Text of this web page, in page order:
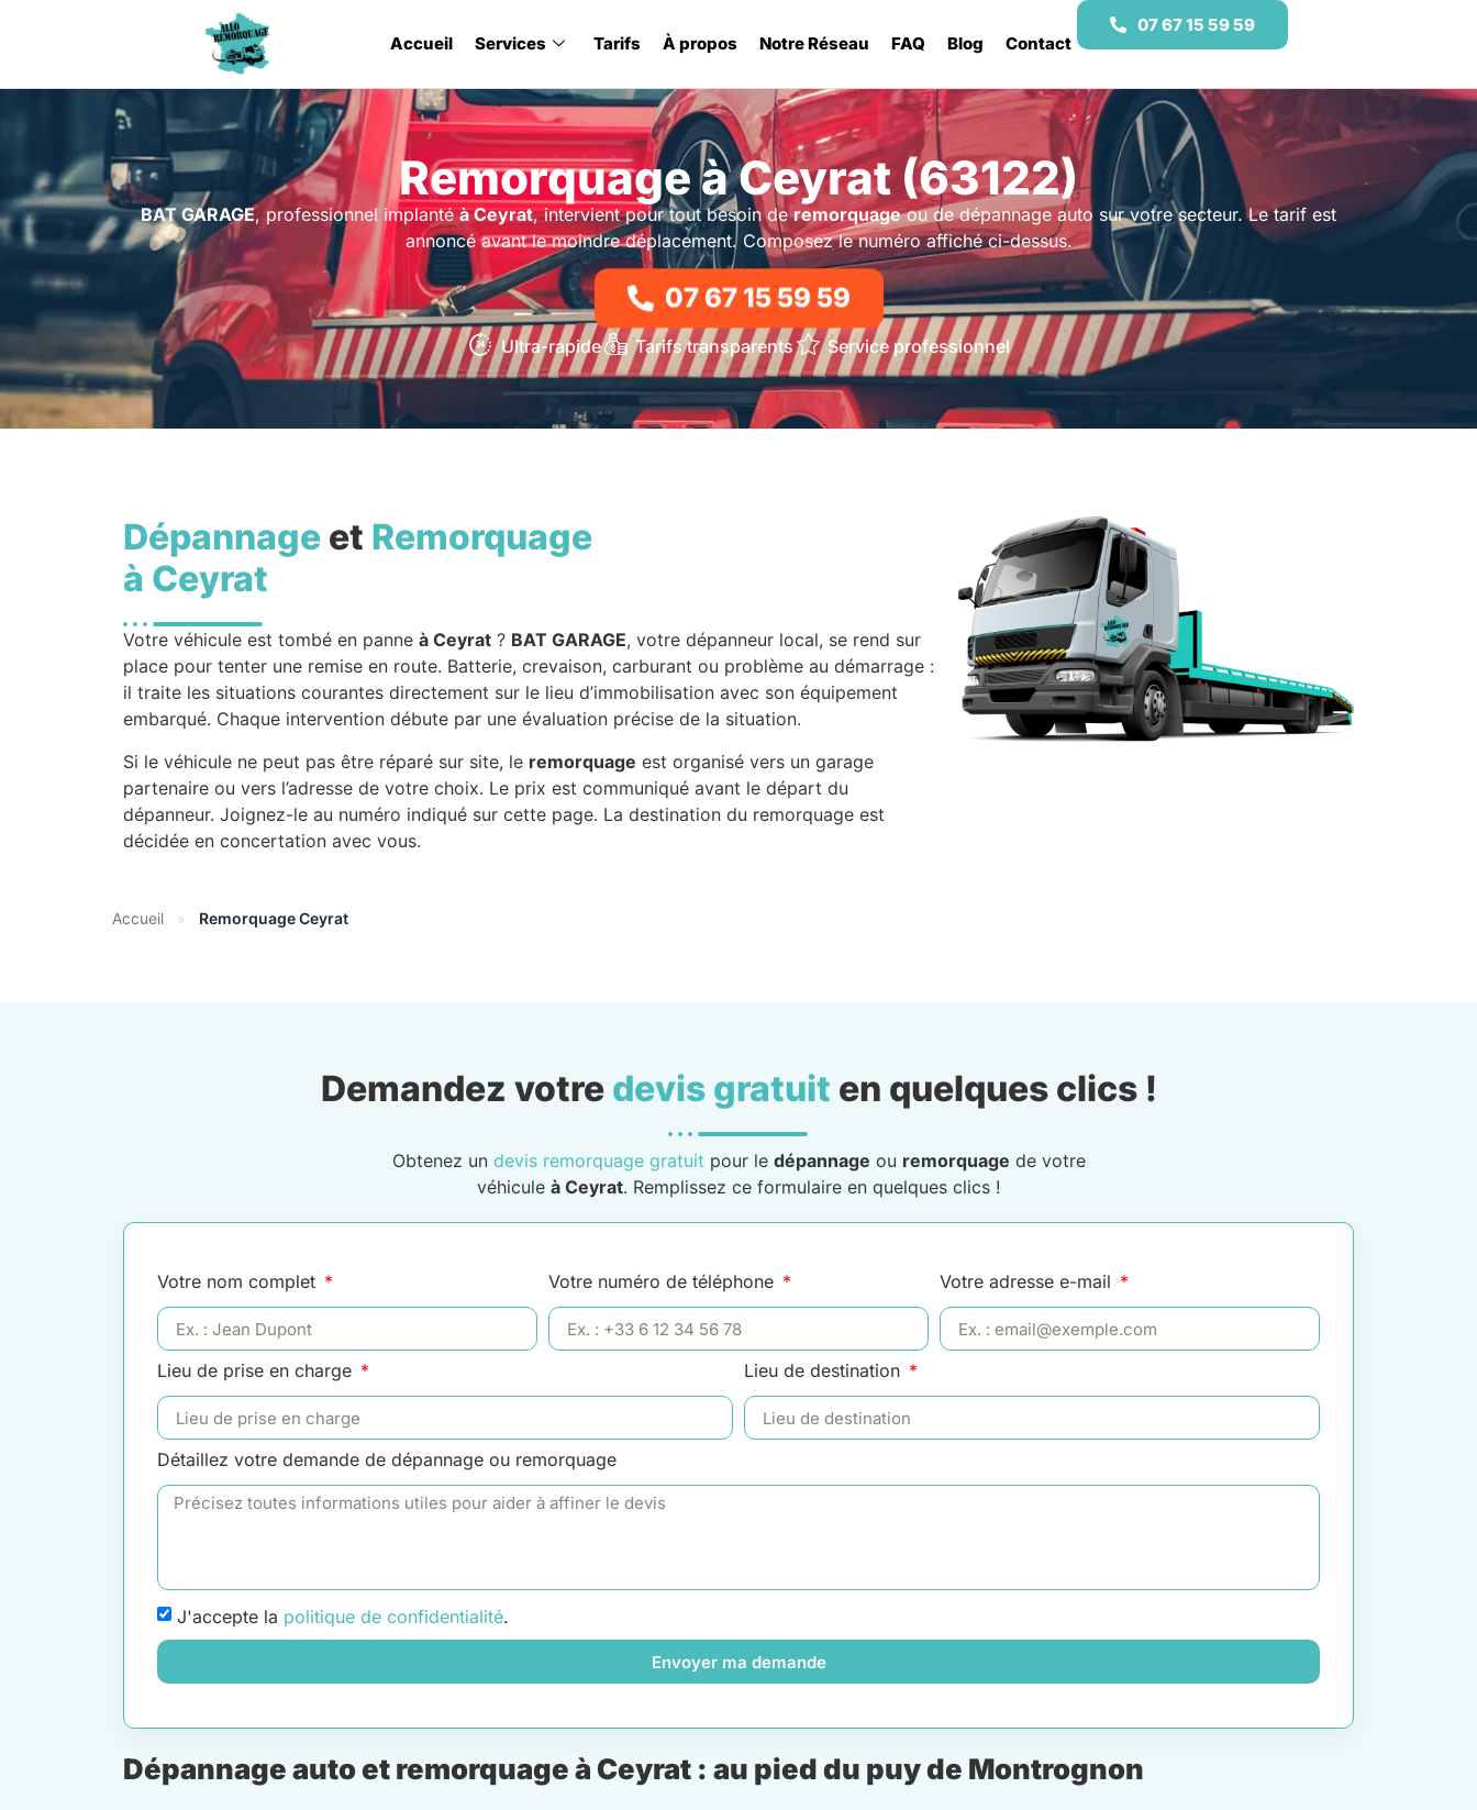
Accueil Services Tarifs À propos Notre Réseau FAQ Blog Contact
07 67 15 59 59
Remorquage à Ceyrat (63122)
BAT GARAGE, professionnel implantéà Ceyrat, intervient pour tout besoin deremorquageou de dépannage auto sur votre secteur. Le tarif est
annoncé avant le moindre déplacement. Composez le numéro affiché ci-dessus.
07 67 15 59 59
Ultra-rapide Tarifs transparents Service professionnel
Dépannage et Remorquage
à Ceyrat
Votre véhicule est tombé en panne à Ceyrat ? BAT GARAGE, votre dépanneur local, se rend sur
place pour tenter une remise en route. Batterie, crevaison, carburant ou problème au démarrage :
il traite les situations courantes directement sur le lieu d’immobilisation avec son équipement
embarqué. Chaque intervention débute par une évaluation précise de la situation.
Si le véhicule ne peut pas être réparé sur site, le remorquage est organisé vers un garage
partenaire ou vers l’adresse de votre choix. Le prix est communiqué avant le départ du
dépanneur. Joignez-le au numéro indiqué sur cette page. La destination du remorquage est
décidée en concertation avec vous.
Accueil » Remorquage Ceyrat
Demandez votre devis gratuit en quelques clics !
Obtenez un devis remorquage gratuit pour le dépannage ou remorquage de votre
véhicule à Ceyrat. Remplissez ce formulaire en quelques clics !
Votre nom complet Votre numéro de téléphone Votre adresse e-mail
Lieu de prise en charge Lieu de destination
Détaillez votre demande de dépannage ou remorquage
J'accepte la politique de confidentialité.
Envoyer ma demande
Dépannage auto et remorquage à Ceyrat : au pied du puy de Montrognon